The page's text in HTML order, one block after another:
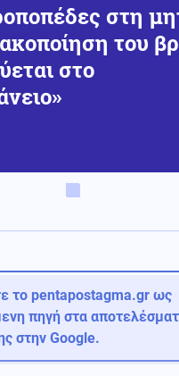
στη
του
στο
το pentapostagma.gr ως
πηγή στα
στην Google.